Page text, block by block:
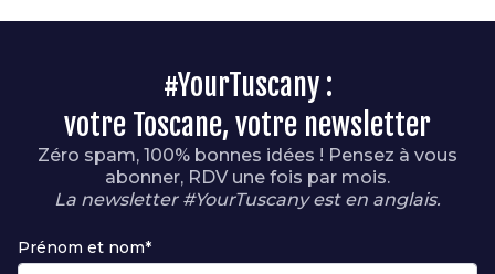
#YourTuscany :
votre Toscane, votre newsletter
Zéro spam, 100% bonnes idées ! Pensez à vous
abonner, RDV une fois par mois.
La newsletter #YourTuscany est en anglais.
Prénom et nom*